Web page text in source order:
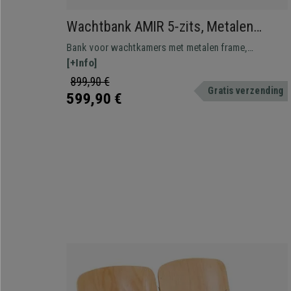
Wachtbank AMIR 5-zits, Metalen
Structuur, in Beige Kunststof
Bank voor wachtkamers met metalen frame,
afmetingen van 258x50 cm en designer zitting van
stevig kunststof. Zeer resistent en comfortabel.
Verkrijgbaar in verschillende kleuren en
samenstellingen.
[+Info]
899,90 €
599,90 € Gratis verzending